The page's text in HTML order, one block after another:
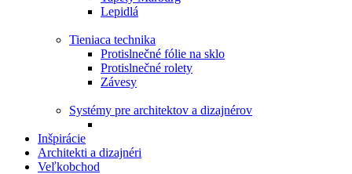
Lepidlá
Tieniaca technika
Protislnečné fólie na sklo
Protislnečné rolety
Závesy
Systémy pre architektov a dizajnérov
Inšpirácie
Architekti a dizajnéri
Veľkobchod